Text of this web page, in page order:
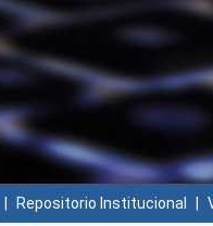
Repositorio Institucional